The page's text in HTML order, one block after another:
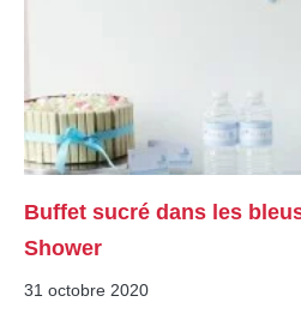
Buffet sucré dans les
Shower
31 octobre 2020